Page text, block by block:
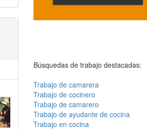
Búsquedas de trabajo destacadas:
Trabajo de camarera
Trabajo de cocinero
Trabajo de camarero
Trabajo de ayudante de cocina
Trabajo en cocina